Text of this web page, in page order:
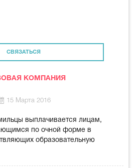
СВЯЗАТЬСЯ
КОМПАНИЯ
15 Марта 2016
выплачивается лицам,
по очной форме в
образовательную